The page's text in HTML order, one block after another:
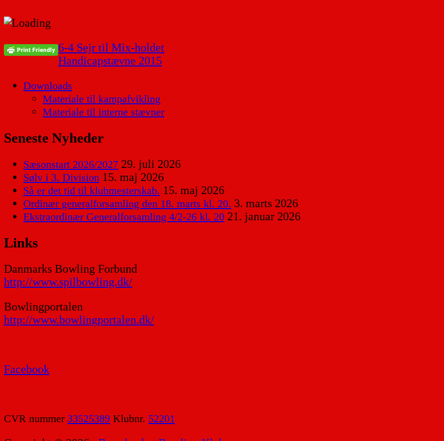
Indlægsnavigation
6-4 Sejr til Mix-holdet
Handicapstævne 2015
Downloads
Materiale til kampafvikling
Materiale til interne stævner
Seneste Nyheder
Sæsonstart 2026/2027 29. juli 2026
Sølv i 3. Division 15. maj 2026
Så er det tid til klubmesterskab. 15. maj 2026
Ordinær generalforsamling den 18. marts kl. 20. 3. marts 2026
Ekstraordinær Generalforsamling 4/2-26 kl. 20 21. januar 2026
Links
Danmarks Bowling Forbund
http://www.spilbowling.dk/
Bowlingportalen
http://www.bowlingportalen.dk/
Facebook
CVR nummer 33525389 Klubnr. 52201